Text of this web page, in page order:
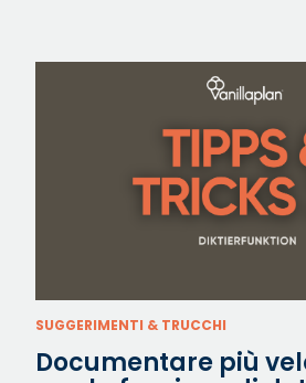
SUGGERIMENTI & TRUCCHI
Documentare più